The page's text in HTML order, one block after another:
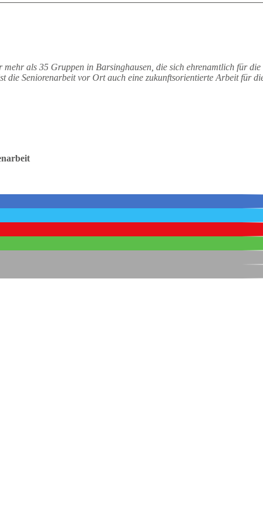
mehr als 35 Gruppen in Barsinghausen, die sich ehrenamtlich für die
die Seniorenarbeit vor Ort auch eine zukunftsorientierte Arbeit für